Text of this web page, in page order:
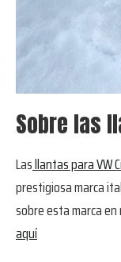
Sobre las
Lasllantas para VW
prestigiosa marca
sobre esta marca
aquí